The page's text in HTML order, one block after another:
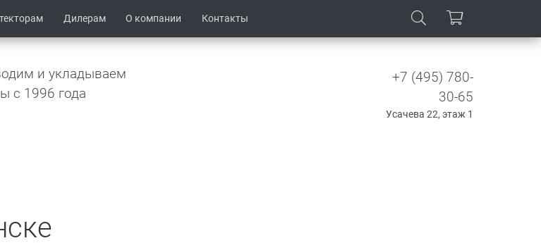
Дилерам О компании Контакты
и укладываем
c 1996 года
+7 (495) 780-
30-65
Усачева 22, этаж 1